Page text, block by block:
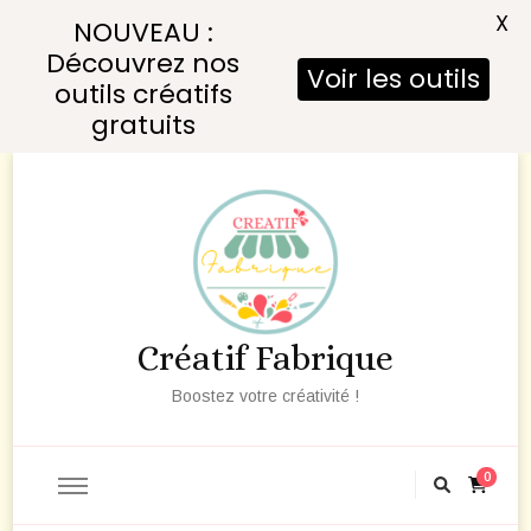
Créatif Fabrique
Boostez votre créativité !
0
NOUVEAU :
Découvrez nos
outils créatifs
gratuits
Voir les outils
X